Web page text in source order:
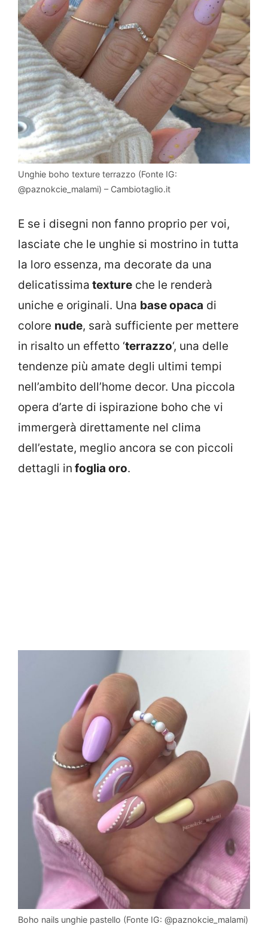
Unghie boho texture terrazzo (Fonte IG:
@paznokcie_malami) – Cambiotaglio.it
E se i disegni non fanno proprio per voi,
lasciate che le unghie si mostrino in tutta
la loro essenza, ma decorate da una
delicatissima texture che le renderà
uniche e originali. Una base opaca di
colore nude, sarà sufficiente per mettere
in risalto un effetto ‘terrazzo‘, una delle
tendenze più amate degli ultimi tempi
nell’ambito dell’home decor. Una piccola
opera d’arte di ispirazione boho che vi
immergerà direttamente nel clima
dell’estate, meglio ancora se con piccoli
dettagli in foglia oro.
Boho nails unghie pastello (Fonte IG: @paznokcie_malami)